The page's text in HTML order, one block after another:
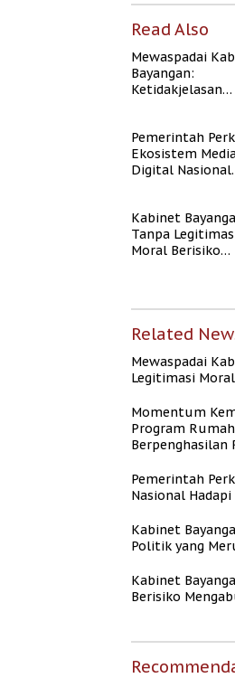
Read Also
Mewaspadai
Bayangan:
Ketidakjelasan
Pemerintah
Ekosistem
Digital Nasional
Kabinet
Tanpa
Moral Berisiko
Related
Mewaspadai
Legitimasi
Momentum
Program
Berpenghasilan
Pemerintah
Nasional
Kabinet
Politik yang
Kabinet
Berisiko